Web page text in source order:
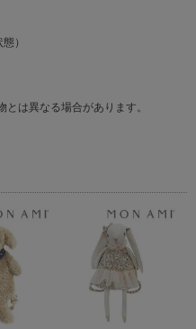
）
は異なる場合があります。